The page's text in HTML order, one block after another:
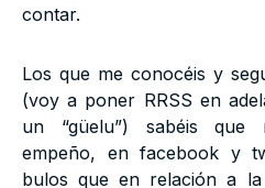
contar.
Los que me conocéis y
(voy a poner RRSS en
un “güelu”) sabéis que
empeño, en facebook y
bulos que en relación a